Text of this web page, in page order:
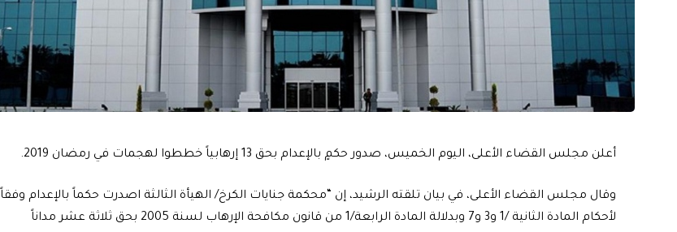
أعلن مجلس القضاء الأعلى، اليوم الخميس، صدور حكمٍ بالإعدام بحق 13 إرهابياً خططوا لهجمات في رمضان 2019.
وقال مجلس القضاء الأعلى، في بيان تلقته الرشيد، إن “محكمة جنايات الكرخ/ الهيأة الثالثة اصدرت حكماً بالإعدام وفقاً
لأحكام المادة الثانية /1 و3 و7 وبدلالة المادة الرابعة/1 من قانون مكافحة الإرهاب لسنة 2005 بحق ثلاثة عشر مداناً